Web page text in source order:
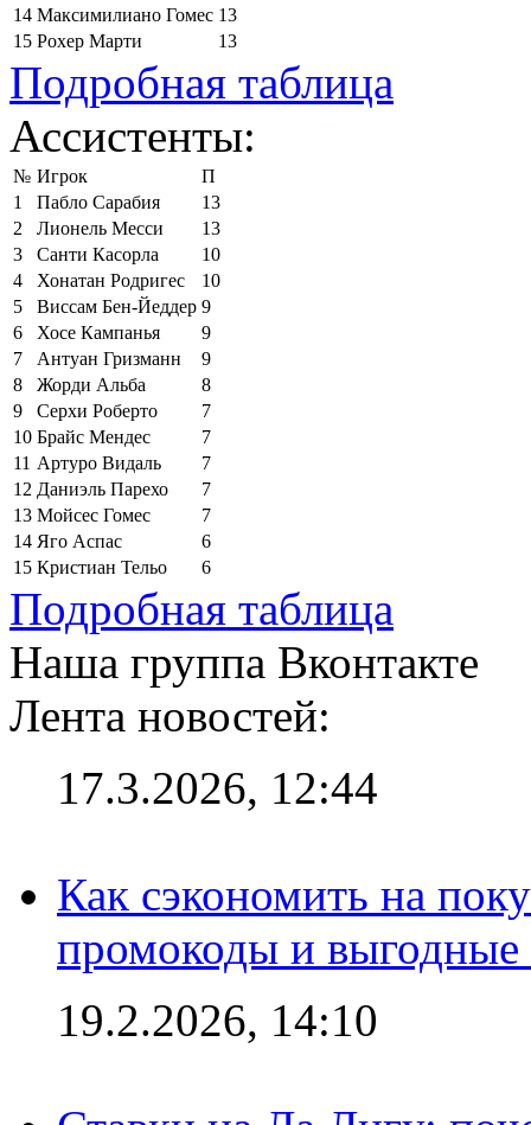
14 Максимилиано Гомес 13
15 Рохер Марти 13
Подробная таблица
Ассистенты:
№ Игрок
П
1
Пабло Сарабия
13
2
Лионель Месси
13
3
Санти Касорла
10
4
Хонатан Родригес
10
5
Виссам Бен-Йеддер 9
6
Хосе Кампанья
9
7
Антуан Гризманн
9
8
Жорди Альба
8
9
Серхи Роберто
7
10 Брайс Мендес
7
11 Артуро Видаль
7
12 Даниэль Парехо
7
13 Мойсес Гомес
7
14 Яго Аспас
6
15 Кристиан Тельо 6
Подробная таблица
Наша группа Вконтакте
Лента новостей:
17.3.2026, 12:44
Как сэкономить на
промокоды и выгодные
19.2.2026, 14:10